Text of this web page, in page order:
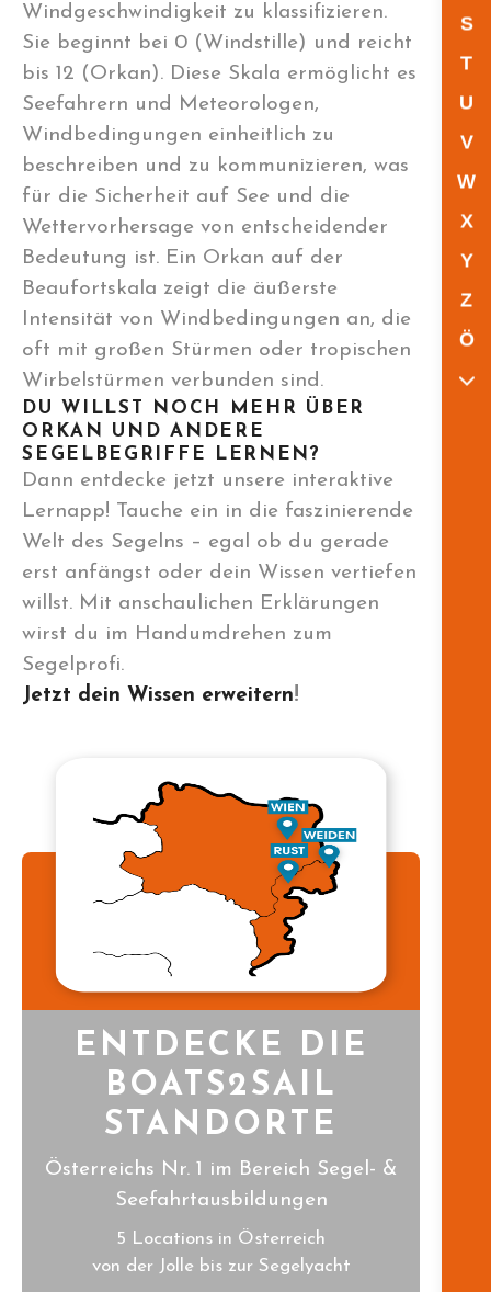
S
T
U
V
W
X
Y
Z
Ö
Windgeschwindigkeit zu klassifizieren.
Sie beginnt bei 0 (Windstille) und reicht
bis 12 (Orkan). Diese Skala ermöglicht es
Seefahrern und Meteorologen,
Windbedingungen einheitlich zu
beschreiben und zu kommunizieren, was
für die Sicherheit auf See und die
Wettervorhersage von entscheidender
Bedeutung ist. Ein Orkan auf der
Beaufortskala zeigt die äußerste
Intensität von Windbedingungen an, die
oft mit großen Stürmen oder tropischen
Wirbelstürmen verbunden sind.
DU WILLST NOCH MEHR ÜBER
ORKAN UND ANDERE
SEGELBEGRIFFE LERNEN?
Dann entdecke jetzt unsere interaktive
Lernapp! Tauche ein in die faszinierende
Welt des Segelns – egal ob du gerade
erst anfängst oder dein Wissen vertiefen
willst. Mit anschaulichen Erklärungen
wirst du im Handumdrehen zum
Segelprofi.
Jetzt dein Wissen erweitern!
ENTDECKE DIE
BOATS2SAIL
STANDORTE
Österreichs Nr. 1 im Bereich Segel- &
Seefahrtausbildungen
5 Locations in Österreich
von der Jolle bis zur Segelyacht